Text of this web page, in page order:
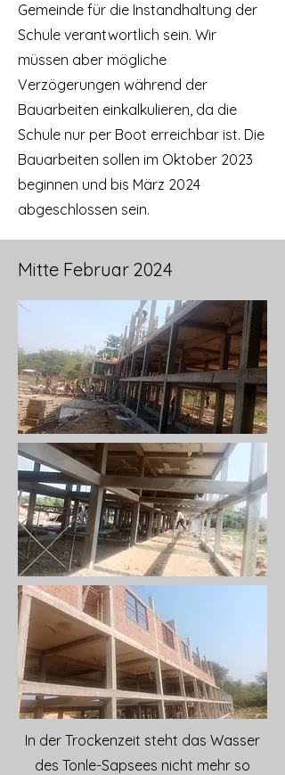
Gemeinde für die Instandhaltung der
Schule verantwortlich sein. Wir
müssen aber mögliche
Verzögerungen während der
Bauarbeiten einkalkulieren, da die
Schule nur per Boot erreichbar ist. Die
Bauarbeiten sollen im Oktober 2023
beginnen und bis März 2024
abgeschlossen sein.
Mitte Februar 2024
In der Trockenzeit steht das Wasser
des Tonle-Sapsees nicht mehr so